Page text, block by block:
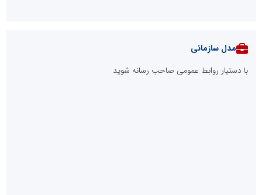
مدل سازمانی
با دستیار روابط عمومی صاحب رسانه شوید